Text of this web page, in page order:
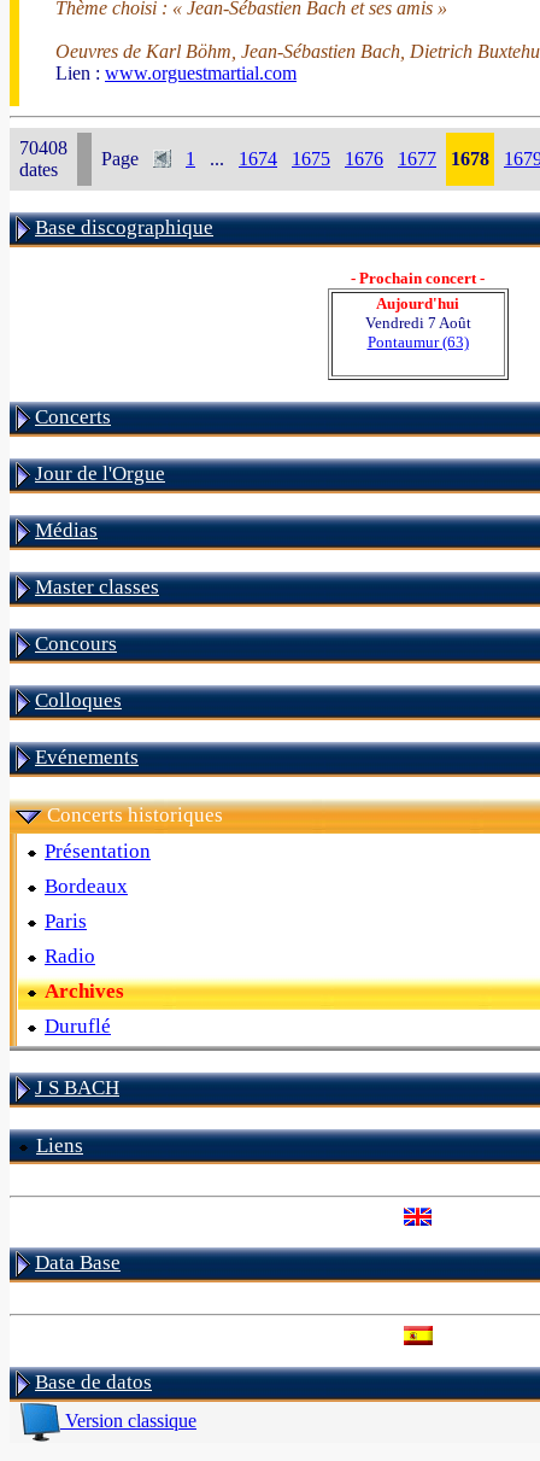
Thème choisi : « Jean-Sébastien Bach et ses amis »
Oeuvres de Karl Böhm, Jean-Sébastien Bach, Dietrich
Lien : www.orguestmartial.com
70408
dates
Page 1 ... 1674 1675 1676 1677 1678
Base discographique
- Prochain concert -
Aujourd'hui
Vendredi 7 Août
Pontaumur (63)
Concerts
Jour de l'Orgue
Médias
Master classes
Concours
Colloques
Evénements
Concerts historiques
Présentation
Bordeaux
Paris
Radio
Archives
Duruflé
J S BACH
Liens
Data Base
Base de datos
Version classique